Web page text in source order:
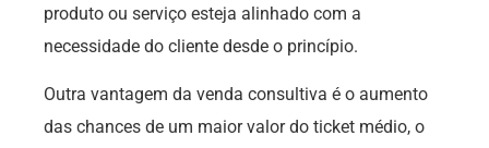
produto ou serviço esteja alinhado com a
necessidade do cliente desde o princípio.
Outra vantagem da venda consultiva é o aumento
das chances de um maior valor do ticket médio, o